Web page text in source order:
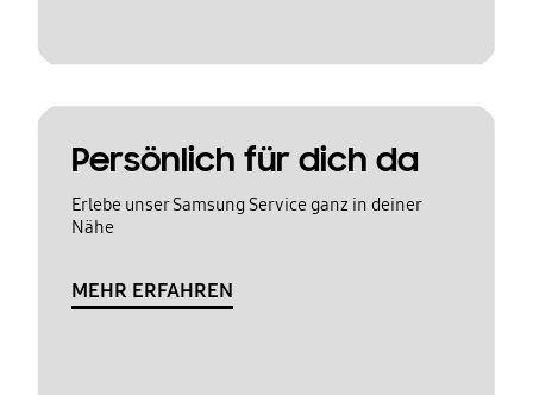
Persönlich für dich da
Erlebe unser Samsung Service ganz in deiner
Nähe
MEHR ERFAHREN